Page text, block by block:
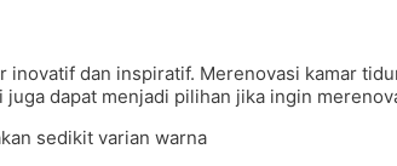
inovatif dan inspiratif. Merenovasi kamar
juga dapat menjadi pilihan jika ingin
sedikit varian warna